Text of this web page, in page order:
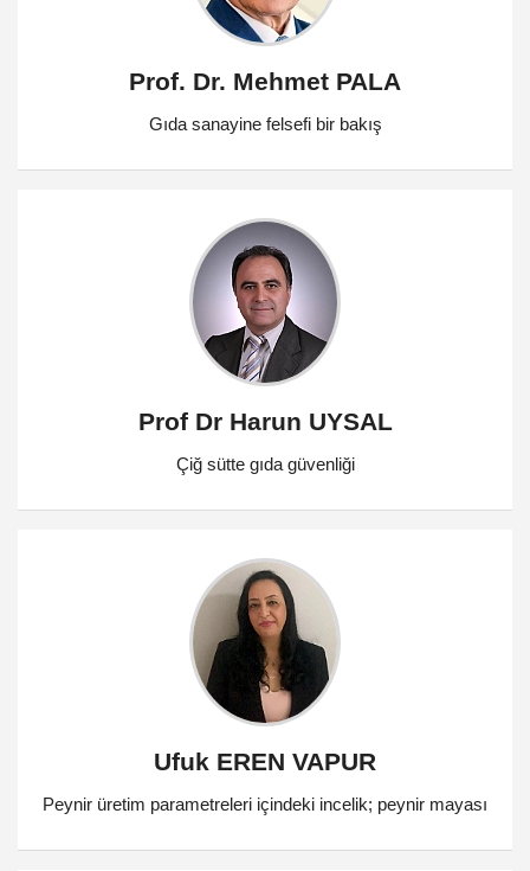
Prof. Dr. Mehmet PALA
Gıda sanayine felsefi bir bakış
Prof Dr Harun UYSAL
Çiğ sütte gıda güvenliği
Ufuk EREN VAPUR
Peynir üretim parametreleri içindeki incelik; peynir mayası